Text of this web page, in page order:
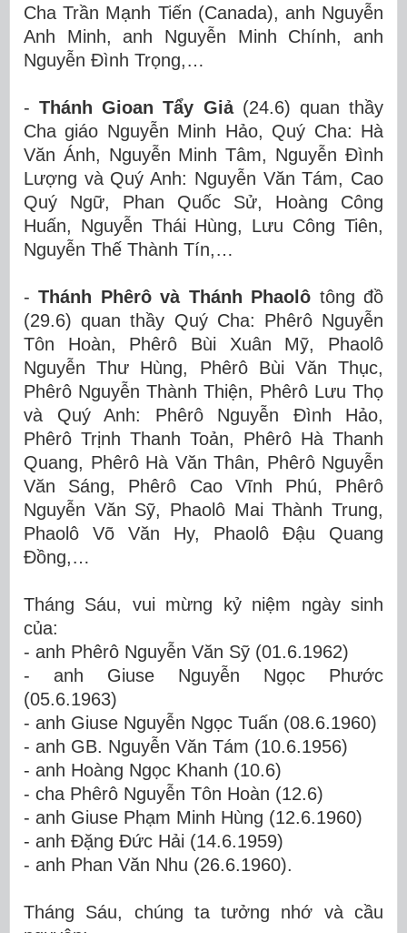
Cha Trần Mạnh Tiến (Canada), anh Nguyễn
Anh Minh, anh Nguyễn Minh Chính, anh
Nguyễn Đình Trọng,…
-Thánh Gioan Tẩy Giả(24.6) quan thầy
Cha giáo Nguyễn Minh Hảo, Quý Cha: Hà
Văn Ánh, Nguyễn Minh Tâm, Nguyễn Đình
Lượng và Quý Anh: Nguyễn Văn Tám, Cao
Quý Ngữ, Phan Quốc Sử, Hoàng Công
Huấn, Nguyễn Thái Hùng, Lưu Công Tiên,
Nguyễn Thế Thành Tín,…
-Thánh Phêrô và Thánh Phaolô tông đồ
(29.6) quan thầy Quý Cha: Phêrô Nguyễn
Tôn Hoàn, Phêrô Bùi Xuân Mỹ, Phaolô
Nguyễn Thư Hùng, PhêrôBùi Văn Thục,
Phêrô Nguyễn Thành Thiện, Phêrô Lưu Thọ
và Quý Anh: Phêrô Nguyễn Đình Hảo,
Phêrô Trịnh Thanh Toản, Phêrô Hà Thanh
Quang, Phêrô Hà Văn Thân, Phêrô Nguyễn
Văn Sáng, Phêrô Cao Vĩnh Phú, Phêrô
Nguyễn Văn Sỹ, Phaolô Mai Thành Trung,
Phaolô Võ Văn Hy,
Phaolô Đậu Quang
Đồng,…
Tháng Sáu, vui mừng kỷ niệm ngày sinh
của:
- anh Phêrô Nguyễn Văn Sỹ (01.6.1962)
- anh Giuse Nguyễn Ngọc Phước
(05.6.1963)
- anh Giuse Nguyễn Ngọc Tuấn (08.6.1960)
- anh GB. Nguyễn Văn Tám (10.6.1956)
- anh Hoàng Ngọc Khanh (10.6)
- cha Phêrô Nguyễn Tôn Hoàn (12.6)
- anh Giuse Phạm Minh Hùng (12.6.1960)
- anh Đặng Đức Hải (14.6.1959)
- anh Phan Văn Nhu (26.6.1960).
Tháng Sáu, chúng ta tưởng nhớ và cầu